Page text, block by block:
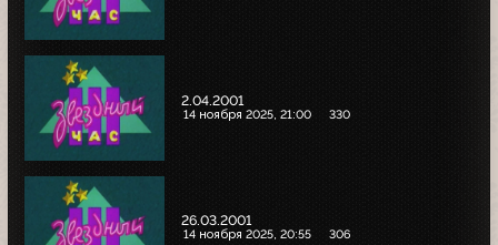
2.04.2001
14 ноября 2025, 21:00 330
26.03.2001
14 ноября 2025, 20:55 306